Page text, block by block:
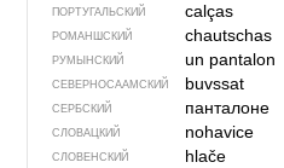
ПОРТУГАЛЬСКИЙ calças
РОМАНШСКИЙ chautschas
РУМЫНСКИЙ un pantalon
СЕВЕР­НО­СА­АМ­СКИЙ buvssat
СЕРБСКИЙ панталоне
СЛОВАЦКИЙ nohavice
СЛОВЕНСКИЙ hlače